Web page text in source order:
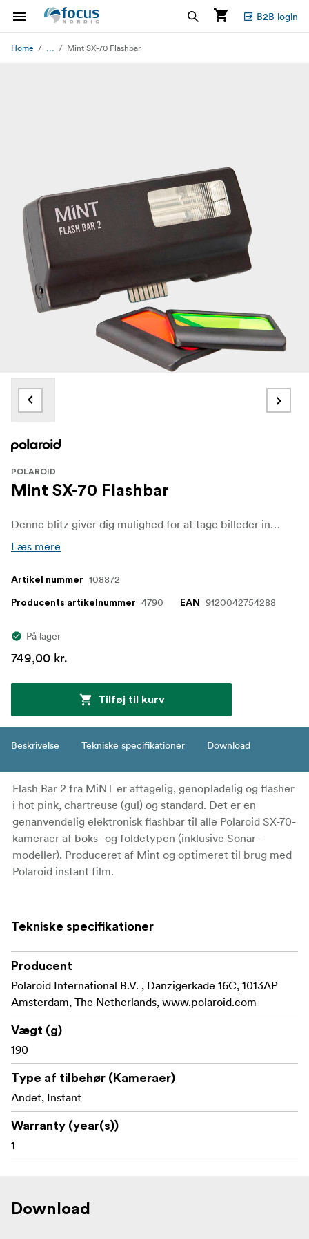
B2B login
Home ... Mint SX-70 Flashbar
POLAROID
Mint SX-70 Flashbar
Denne blitz giver dig mulighed for at tage billeder inddøre med din SX-70.
Læs mere
Artikel nummer 108872
Producents artikelnummer 4790 EAN 9120042754288
På lager
749,00 kr.
Tilføj til kurv
Beskrivelse Tekniske specifikationer Download
Flash Bar 2 fra MiNT er aftagelig, genopladelig og flasher
i hot pink, chartreuse (gul) og standard. Det er en
genanvendelig elektronisk flashbar til alle Polaroid SX-70-
kameraer af boks- og foldetypen (inklusive Sonar-
modeller). Produceret af Mint og optimeret til brug med
Polaroid instant film.
Tekniske specifikationer
Producent
Polaroid International B.V. , Danzigerkade 16C, 1013AP
Amsterdam, The Netherlands, www.polaroid.com
Vægt (g)
190
Type af tilbehør (Kameraer)
Andet, Instant
Warranty (year(s))
1
Download